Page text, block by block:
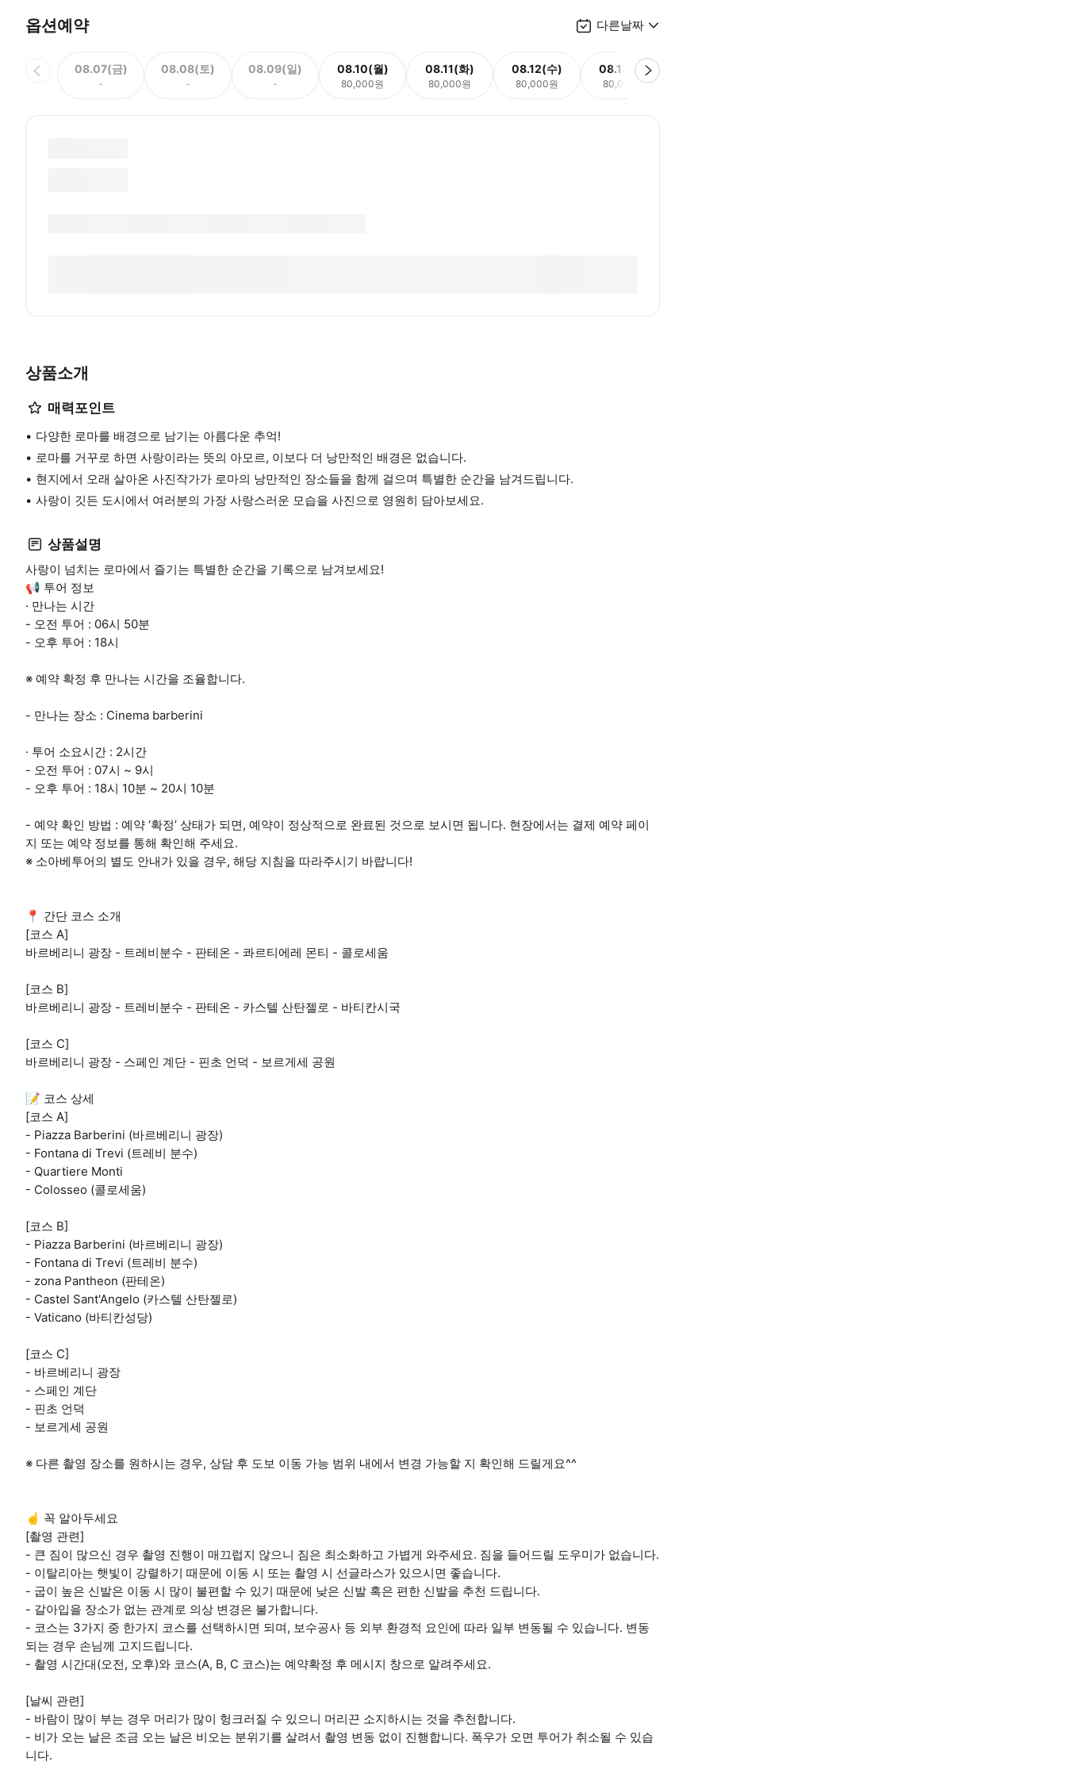
옵션예약 다른날짜
08.07(금)
-
08.08(토)
-
08.09(일)
-
08.10(월)
80,000원
08.11(화)
80,000원
08.12(수)
80,000원
08.13(목)
80,000원
상품소개
매력포인트
다양한 로마를 배경으로 남기는 아름다운 추억!
로마를 거꾸로 하면 사랑이라는 뜻의 아모르, 이보다 더 낭만적인 배경은 없습니다.
현지에서 오래 살아온 사진작가가 로마의 낭만적인 장소들을 함께 걸으며 특별한 순간을 남겨드립니다.
사랑이 깃든 도시에서 여러분의 가장 사랑스러운 모습을 사진으로 영원히 담아보세요.
상품설명
사랑이 넘치는 로마에서 즐기는 특별한 순간을 기록으로 남겨보세요!
📢 투어 정보
· 만나는 시간
- 오전 투어 : 06시 50분
- 오후 투어 : 18시
※ 예약 확정 후 만나는 시간을 조율합니다.
- 만나는 장소 : Cinema barberini
· 투어 소요시간 : 2시간
- 오전 투어 : 07시 ~ 9시
- 오후 투어 : 18시 10분 ~ 20시 10분
- 예약 확인 방법 : 예약 ‘확정’ 상태가 되면, 예약이 정상적으로 완료된 것으로 보시면 됩니다. 현장에서는 결제 예약 페이
지 또는 예약 정보를 통해 확인해 주세요.
※ 소아베투어의 별도 안내가 있을 경우, 해당 지침을 따라주시기 바랍니다!
📍 간단 코스 소개
[코스 A]
바르베리니 광장 - 트레비분수 - 판테온 - 콰르티에레 몬티 - 콜로세움
[코스 B]
바르베리니 광장 - 트레비분수 - 판테온 - 카스텔 산탄젤로 - 바티칸시국
[코스 C]
바르베리니 광장 - 스페인 계단 - 핀초 언덕 - 보르게세 공원
📝 코스 상세
[코스 A]
- Piazza Barberini (바르베리니 광장)
- Fontana di Trevi (트레비 분수)
- Quartiere Monti
- Colosseo (콜로세움)
[코스 B]
- Piazza Barberini (바르베리니 광장)
- Fontana di Trevi (트레비 분수)
- zona Pantheon (판테온)
- Castel Sant'Angelo (카스텔 산탄젤로)
- Vaticano (바티칸성당)
[코스 C]
- 바르베리니 광장
- 스페인 계단
- 핀초 언덕
- 보르게세 공원
※ 다른 촬영 장소를 원하시는 경우, 상담 후 도보 이동 가능 범위 내에서 변경 가능할 지 확인해 드릴게요^^
☝️ 꼭 알아두세요
[촬영 관련]
- 큰 짐이 많으신 경우 촬영 진행이 매끄럽지 않으니 짐은 최소화하고 가볍게 와주세요. 짐을 들어드릴 도우미가 없습니다.
- 이탈리아는 햇빛이 강렬하기 때문에 이동 시 또는 촬영 시 선글라스가 있으시면 좋습니다.
- 굽이 높은 신발은 이동 시 많이 불편할 수 있기 때문에 낮은 신발 혹은 편한 신발을 추천 드립니다.
- 갈아입을 장소가 없는 관계로 의상 변경은 불가합니다.
- 코스는 3가지 중 한가지 코스를 선택하시면 되며, 보수공사 등 외부 환경적 요인에 따라 일부 변동될 수 있습니다. 변동
되는 경우 손님께 고지드립니다.
- 촬영 시간대(오전, 오후)와 코스(A, B, C 코스)는 예약확정 후 메시지 창으로 알려주세요.
[날씨 관련]
- 바람이 많이 부는 경우 머리가 많이 헝크러질 수 있으니 머리끈 소지하시는 것을 추천합니다.
- 비가 오는 날은 조금 오는 날은 비오는 분위기를 살려서 촬영 변동 없이 진행합니다. 폭우가 오면 투어가 취소될 수 있습
니다.